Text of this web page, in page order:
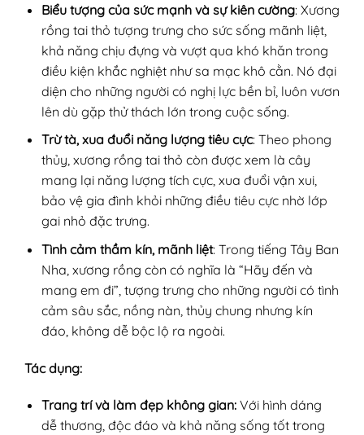
Biểu tượng của sức mạnh và sự kiên cường: Xương
rồng tai thỏ tượng trưng cho sức sống mãnh liệt,
khả năng chịu đựng và vượt qua khó khăn trong
điều kiện khắc nghiệt như sa mạc khô cằn. Nó đại
diện cho những người có nghị lực bền bỉ, luôn vươn
lên dù gặp thử thách lớn trong cuộc sống.
Trừ tà, xua đuổi năng lượng tiêu cực: Theo phong
thủy, xương rồng tai thỏ còn được xem là cây
mang lại năng lượng tích cực, xua đuổi vận xui,
bảo vệ gia đình khỏi những điều tiêu cực nhờ lớp
gai nhỏ đặc trưng.
Tình cảm thầm kín, mãnh liệt: Trong tiếng Tây Ban
Nha, xương rồng còn có nghĩa là “Hãy đến và
mang em đi”, tượng trưng cho những người có tình
cảm sâu sắc, nồng nàn, thủy chung nhưng kín
đáo, không dễ bộc lộ ra ngoài.
Tác dụng:
Trang trí và làm đẹp không gian: Với hình dáng
dễ thương, độc đáo và khả năng sống tốt trong